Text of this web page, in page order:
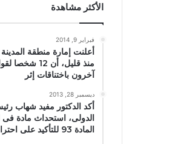
الأكثر مشاهدة
فبراير 9, 2014
أعلنت إمارة منطقة المدينة
آخرون باختناقات إثر
ديسمبر 28, 2013
أكد الدكتور مفيد شهاب
الدولى، استحداث مادة فى
المادة 93 للتأكيد على احترام مصر